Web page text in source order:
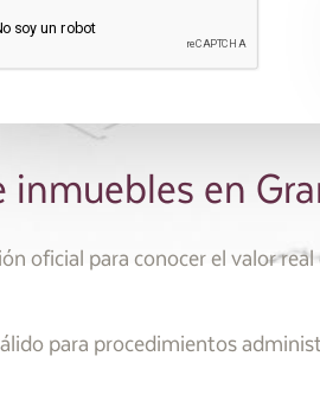
en
oficial para conocer el valor
para procedimientos